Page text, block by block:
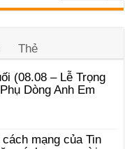
Thẻ
(08.08 – Lễ Trọng
Dòng Anh Em
mạng của Tin